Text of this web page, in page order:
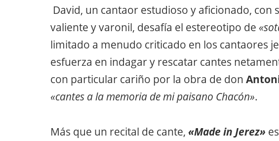
David, un cantaor estudioso y aficionado, con
valiente y varonil, desafía el estereotipo de
limitado a menudo criticado en los cantaores
esfuerza en indagar y rescatar cantes
con particular cariño por la obra de don
«cantes a la memoria de mi paisano Chacón».
Más que un recital de cante, «Made in Jerez»